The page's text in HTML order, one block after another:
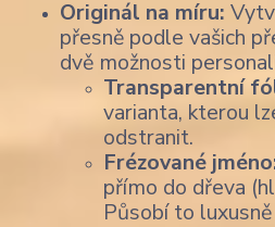
Originál na míru:
přesně podle vašich
dvě možnosti
Transparentní
varianta, kterou
odstranit.
Frézované
přímo do dřeva
Působí to